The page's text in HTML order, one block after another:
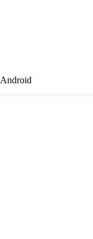
Android